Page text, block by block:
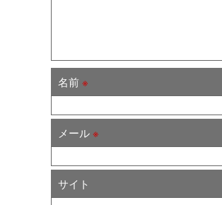
名前※
メール※
サイト